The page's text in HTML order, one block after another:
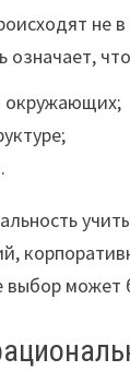
не в
означает,
окружающих;
выбор может